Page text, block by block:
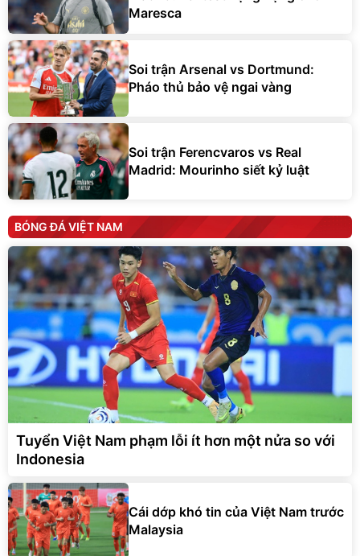
Maresca
Soi trận Arsenal vs Dortmund:
Pháo thủ bảo vệ ngai vàng
Soi trận Ferencvaros vs Real
Madrid: Mourinho siết kỷ luật
BÓNG ĐÁ VIỆT NAM
Tuyển Việt Nam phạm lỗi ít hơn một nửa so với
Indonesia
Cái dớp khó tin của Việt Nam trước
Malaysia